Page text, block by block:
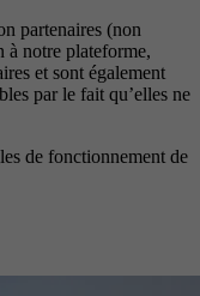
partenaires (non
à notre plateforme,
et sont également
par le fait qu’elles ne
de fonctionnement de